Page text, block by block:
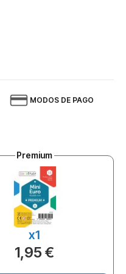
MODOS DE PAGO
Premium
x1
1,95 €